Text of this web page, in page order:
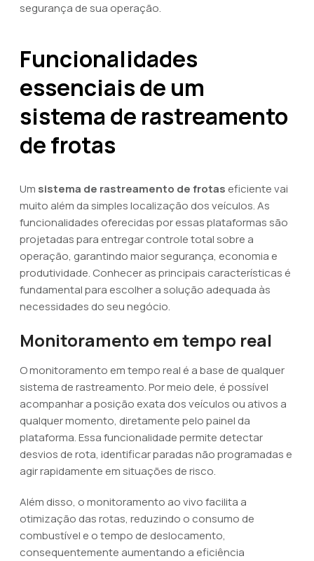
segurança de sua operação.
Funcionalidades
essenciais de um
sistema de rastreamento
de frotas
Um sistema de rastreamento de frotas eficiente vai
muito além da simples localização dos veículos. As
funcionalidades oferecidas por essas plataformas são
projetadas para entregar controle total sobre a
operação, garantindo maior segurança, economia e
produtividade. Conhecer as principais características é
fundamental para escolher a solução adequada às
necessidades do seu negócio.
Monitoramento em tempo real
O monitoramento em tempo real é a base de qualquer
sistema de rastreamento. Por meio dele, é possível
acompanhar a posição exata dos veículos ou ativos a
qualquer momento, diretamente pelo painel da
plataforma. Essa funcionalidade permite detectar
desvios de rota, identificar paradas não programadas e
agir rapidamente em situações de risco.
Além disso, o monitoramento ao vivo facilita a
otimização das rotas, reduzindo o consumo de
combustível e o tempo de deslocamento,
consequentemente aumentando a eficiência